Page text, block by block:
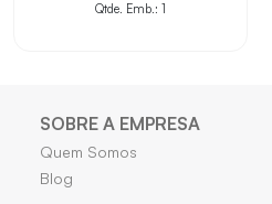
Qtde. Emb.: 1
SOBRE A EMPRESA
Quem Somos
Blog